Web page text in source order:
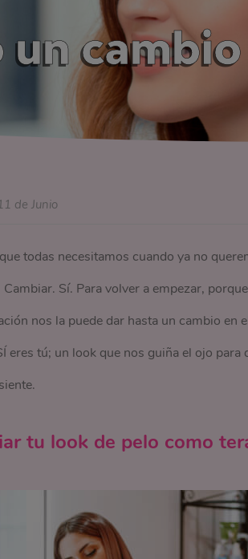
un
de Junio
todas necesitamos cuando ya no
Sí. Para volver a empezar,
nos la puede dar hasta un cambio
eres tú; un look que nos guiña el ojo para
tu look de pelo como